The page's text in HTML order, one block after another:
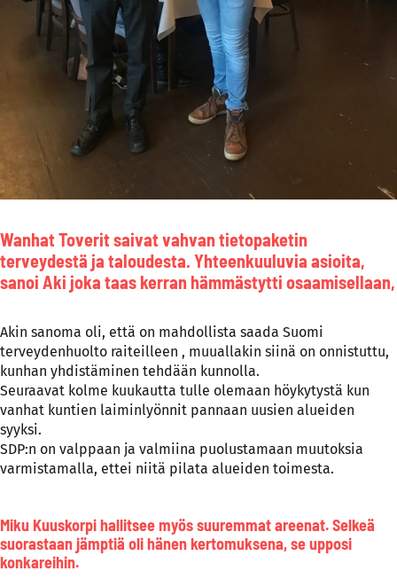
Wanhat Toverit saivat vahvan tietopaketin
terveydestä ja taloudesta. Yhteenkuuluvia asioita,
sanoi Aki joka taas kerran hämmästytti osaamisellaan,
Akin sanoma oli, että on mahdollista saada Suomi
terveydenhuolto raiteilleen , muuallakin siinä on onnistuttu,
kunhan yhdistäminen tehdään kunnolla.
Seuraavat kolme kuukautta tulle olemaan höykytystä kun
vanhat kuntien laiminlyönnit pannaan uusien alueiden
syyksi.
SDP:n on valppaan ja valmiina puolustamaan muutoksia
varmistamalla, ettei niitä pilata alueiden toimesta.
Miku Kuuskorpi hallitsee myös suuremmat areenat. Selkeä
suorastaan jämptiä oli hänen kertomuksena, se upposi
konkareihin.